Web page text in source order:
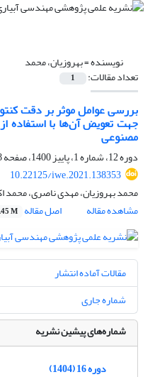
نویسنده =بهروزیان، محمد
تعداد مقالات: 1
بررسی عوامل موثر بر دقت
جهت تعویض آن‌ها با
مصنوعی
دوره 12، شماره 1، پاییز 1400، صفحه
10.22125/iwe.2021.138353
محمد بهروزیان، مهدی ناصری، محمد
مشاهده مقاله
اصل مقاله M
مقالات آماده انتشار
شماره جاری
شماره‌های پیشین نشریه
دوره 16 (1404)